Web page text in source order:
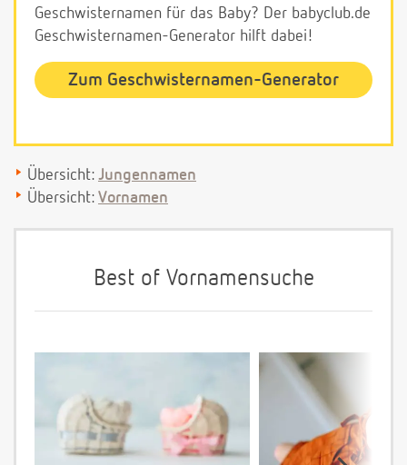
Geschwisternamen für das Baby? Der babyclub.de
Geschwisternamen-Generator hilft dabei!
Zum Geschwisternamen-Generator
Übersicht: Jungennamen
Übersicht: Vornamen
Best of Vornamensuche